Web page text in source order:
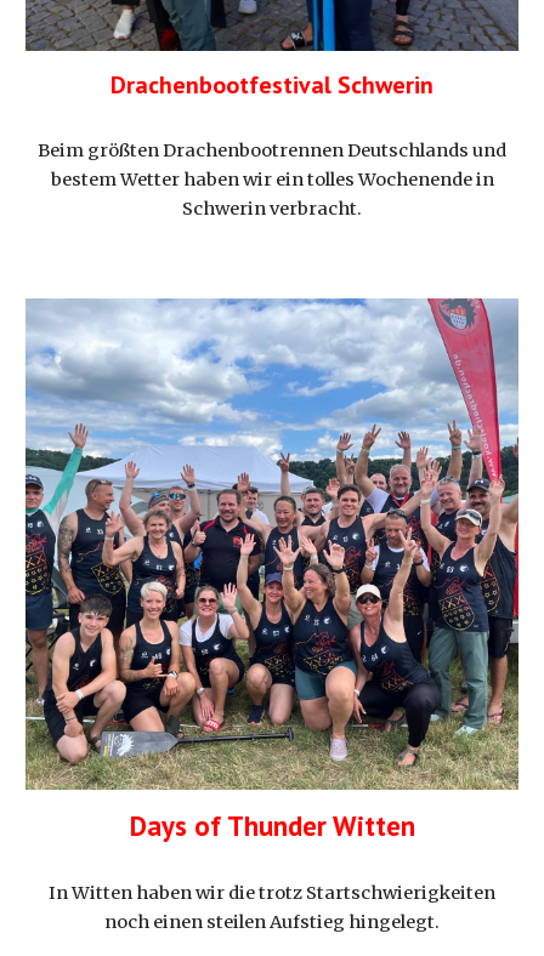
Drachenbootfestival Schwerin
Beim größten Drachenbootrennen Deutschlands und
bestem Wetter haben wir ein tolles Wochenende in
Schwerin verbracht.
Days of Thunder Witten
In Witten haben wir die trotz Startschwierigkeiten
noch einen steilen Aufstieg hingelegt.